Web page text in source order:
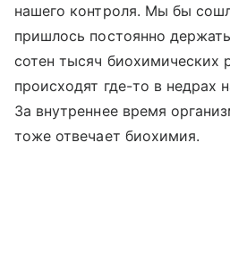
нашего контроля. Мы бы
пришлось постоянно
сотен тысяч биохимических
происходят где-то в недрах
За внутреннее время
тоже отвечает биохимия.